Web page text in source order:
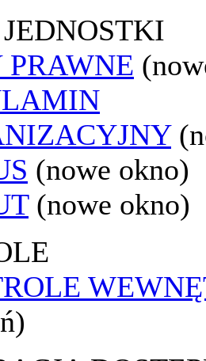
(nowe okno)
(nowe okno)